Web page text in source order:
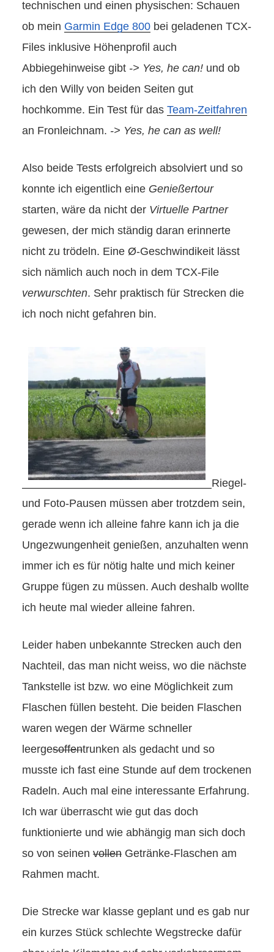
technischen und einen physischen: Schauen
ob mein Garmin Edge 800 bei geladenen TCX-
Files inklusive Höhenprofil auch
Abbiegehinweise gibt -> Yes, he can! und ob
ich den Willy von beiden Seiten gut
hochkomme. Ein Test für das Team-Zeitfahren
an Fronleichnam. -> Yes, he can as well!
Also beide Tests erfolgreich absolviert und so
konnte ich eigentlich eine Genießertour
starten, wäre da nicht der Virtuelle Partner
gewesen, der mich ständig daran erinnerte
nicht zu trödeln. Eine Ø-Geschwindikeit lässt
sich nämlich auch noch in dem TCX-File
verwurschten. Sehr praktisch für Strecken die
ich noch nicht gefahren bin.
Riegel-
und Foto-Pausen müssen aber trotzdem sein,
gerade wenn ich alleine fahre kann ich ja die
Ungezwungenheit genießen, anzuhalten wenn
immer ich es für nötig halte und mich keiner
Gruppe fügen zu müssen. Auch deshalb wollte
ich heute mal wieder alleine fahren.
Leider haben unbekannte Strecken auch den
Nachteil, das man nicht weiss, wo die nächste
Tankstelle ist bzw. wo eine Möglichkeit zum
Flaschen füllen besteht. Die beiden Flaschen
waren wegen der Wärme schneller
leergesoffentrunken als gedacht und so
musste ich fast eine Stunde auf dem trockenen
Radeln. Auch mal eine interessante Erfahrung.
Ich war überrascht wie gut das doch
funktionierte und wie abhängig man sich doch
so von seinen vollen Getränke-Flaschen am
Rahmen macht.
Die Strecke war klasse geplant und es gab nur
ein kurzes Stück schlechte Wegstrecke dafür